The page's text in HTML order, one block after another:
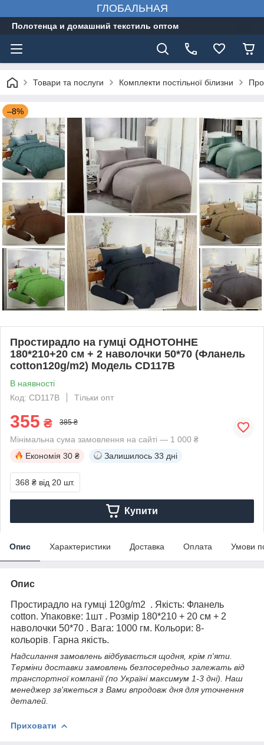
ГЛОБАЛЬНАЯ
Полотенца и домашний текстиль оптом
Товари та послуги Комплекти постільної білизни
–8%
Простирадло на гумці ОДНОТОННЕ
180*210+20 см + 2 наволочки 50*70 (Фланель
cotton120g/m2) Модель CD117B
В наявності
Код: CD117B
Тільки опт
355 ₴ 385 ₴
Мінімальна сума замовлення на сайті — 1 000 ₴
Економія 30 ₴ Залишилось 33 дні
368 ₴ від 20 шт.
Купити
Опис Характеристики Доставка Оплата Умови
Опис
Простирадло на гумці 120g/m2 . Якість: Фланель
cotton. Упаковке: 1шт . Розмір 180*210 + 20 см + 2
наволочки 50*70 . Вага: 1000 гм. Кольори: 8-
кольорів
Гарна якість.
Надсилання замовлень відбувається щодня, крім п'яти
Терміни доставки замовлень безпосередньо залежать від
транспортної компанії (по Україні максимум 1-3 дні). Наш
менеджер зв'яжеться з Вами впродовж дня для уточнення
деталей.
Приховати